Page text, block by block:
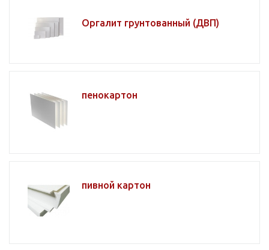
Оргалит грунтованный (ДВП)
пенокартон
пивной картон